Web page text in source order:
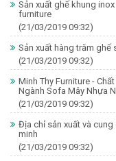
Sản xuất ghế khung
furniture
(21/03/2019 09:32)
Sản xuất hàng trăm
(21/03/2019 09:32)
Minh Thy Furniture -
Ngành Sofa Mây Nhựa
(21/03/2019 09:32)
Địa chỉ sản xuất và
minh
(21/03/2019 09:32)